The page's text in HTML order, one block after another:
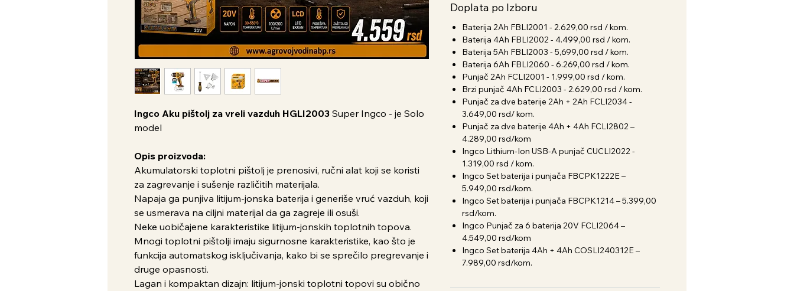
Ingco Aku pištolj za vreli vazduh HGLI2003 Super Ingco - je Solo
model
Opis proizvoda:
Akumulatorski toplotni pištolj je prenosivi, ručni alat koji se koristi
za zagrevanje i sušenje različitih materijala.
Napaja ga punjiva litijum-jonska baterija i generiše vruć vazduh, koji
se usmerava na ciljni materijal da ga zagreje ili osuši.
Neke uobičajene karakteristike litijum-jonskih toplotnih topova.
Mnogi toplotni pištolji imaju sigurnosne karakteristike, kao što je
funkcija automatskog isključivanja, kako bi se sprečilo pregrevanje i
druge opasnosti.
Lagan i kompaktan dizajn: litijum-jonski toplotni topovi su obično
Doplata po Izboru
Baterija 2Ah FBLI2001 - 2.629,00 rsd / kom.
Baterija 4Ah FBLI2002 - 4.499,00 rsd / kom.
Baterija 5Ah FBLI2003 - 5,699,00 rsd / kom.
Baterija 6Ah FBLI2060 - 6.269,00 rsd / kom.
Punjač 2Ah FCLI2001 - 1.999,00 rsd / kom.
Brzi punjač 4Ah FCLI2003 - 2.629,00 rsd / kom.
Punjač za dve baterije 2Ah + 2Ah FCLI2034 -
3.649,00 rsd/ kom.
Punjač za dve baterije 4Ah + 4Ah FCLI2802 –
4.289,00 rsd/kom
Ingco Lithium-Ion USB-A punjač CUCLI2022 -
1.319,00 rsd / kom.
Ingco Set baterija i punjača FBCPK1222E –
5.949,00 rsd/kom.
Ingco Set baterija i punjača FBCPK1214 – 5.399,00
rsd/kom.
Ingco Punjač za 6 baterija 20V FCLI2064 –
4.549,00 rsd/kom
Ingco Set baterija 4Ah + 4Ah COSLI240312E –
7.989,00 rsd/kom.